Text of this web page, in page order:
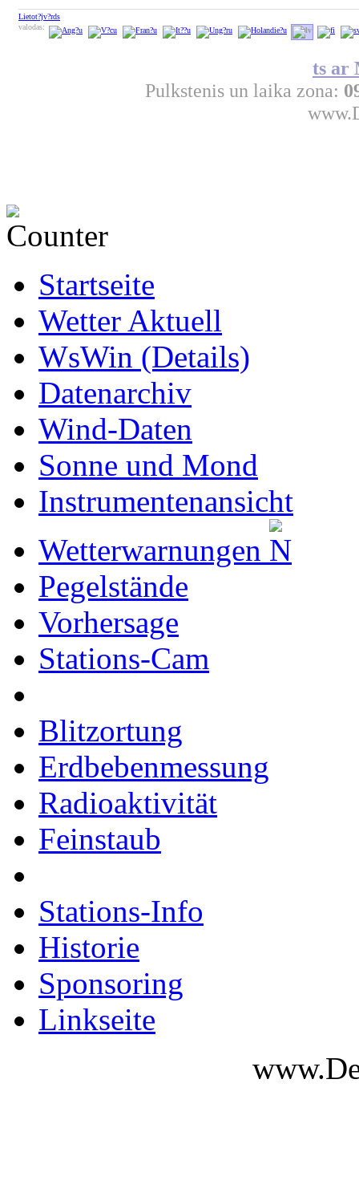
Lietot?jv?rds
valodas:
ts ar
Pulkstenis un laika zona:
Startseite
Wetter Aktuell
WsWin (Details)
Datenarchiv
Wind-Daten
Sonne und Mond
Instrumentenansicht
Wetterwarnungen
Pegelstände
Vorhersage
Stations-Cam
Blitzortung
Erdbebenmessung
Radioaktivität
Feinstaub
Stations-Info
Historie
Sponsoring
Linkseite